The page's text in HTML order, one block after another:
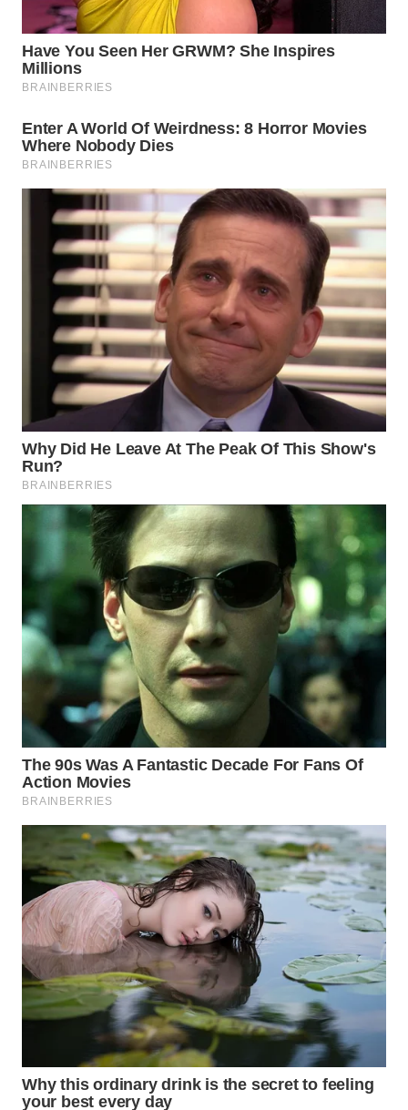
WN
BOGOR
WN
TAPANULI
UTARA
WN
SAMOSIR
WN
PADANG
LAWAS
WN
SUMEDANG
WN
CIANJUR
KEPULAUAN
SERIBU
TANGERANG
WN
BINJAI
WN
CIREBON
WN
INDRAMAYU
WN
KUNINGAN
MAJALENGKA
WN